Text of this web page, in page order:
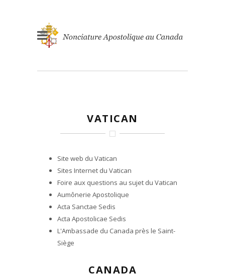
VATICAN
Site web du Vatican
Sites Internet du Vatican
Foire aux questions au sujet du Vatican
Aumônerie Apostolique
Acta Sanctae Sedis
Acta Apostolicae Sedis
L'Ambassade du Canada près le Saint-
Siège
CANADA